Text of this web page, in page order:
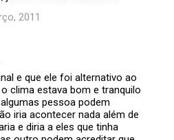
2011
e que ele foi alternativo ao
clima estava bom e tranquilo
pessoa podem
iria acontecer nada além de
e diria a eles que tinha